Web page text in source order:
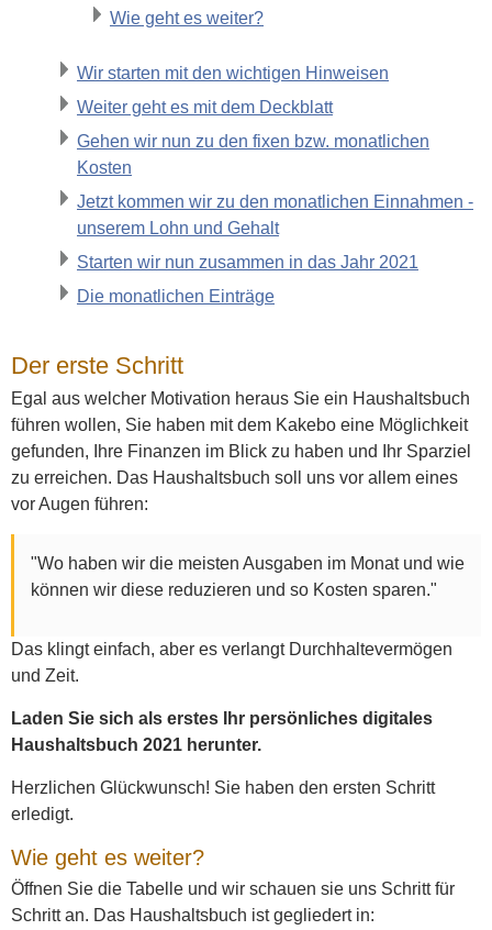
Wie geht es weiter?
Wir starten mit den wichtigen Hinweisen
Weiter geht es mit dem Deckblatt
Gehen wir nun zu den fixen bzw. monatlichen
Kosten
Jetzt kommen wir zu den monatlichen Einnahmen -
unserem Lohn und Gehalt
Starten wir nun zusammen in das Jahr 2021
Die monatlichen Einträge
Der erste Schritt
Egal aus welcher Motivation heraus Sie ein Haushaltsbuch
führen wollen, Sie haben mit dem Kakebo eine Möglichkeit
gefunden, Ihre Finanzen im Blick zu haben und Ihr Sparziel
zu erreichen. Das Haushaltsbuch soll uns vor allem eines
vor Augen führen:
"Wo haben wir die meisten Ausgaben im Monat und wie
können wir diese reduzieren und so Kosten sparen."
Das klingt einfach, aber es verlangt Durchhaltevermögen
und Zeit.
Laden Sie sich als erstes Ihr persönliches digitales
Haushaltsbuch 2021 herunter.
Herzlichen Glückwunsch! Sie haben den ersten Schritt
erledigt.
Wie geht es weiter?
Öffnen Sie die Tabelle und wir schauen sie uns Schritt für
Schritt an. Das Haushaltsbuch ist gegliedert in: